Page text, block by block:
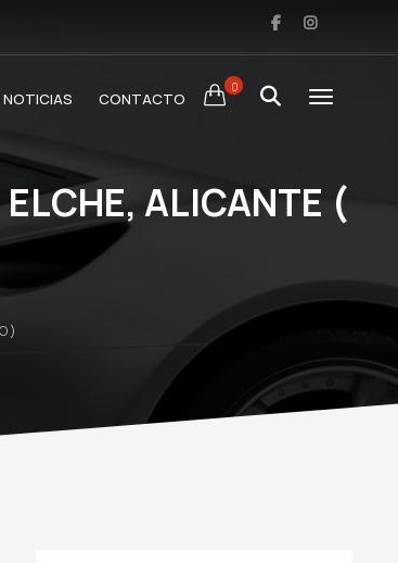
0
NOTICIAS CONTACTO
ALICANTE (
)